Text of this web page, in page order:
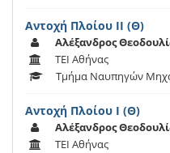
Αντοχή Πλοίου ΙΙ (Θ)
Αλέξανδρος
ΤΕΙ Αθήνας
Τμήμα Ναυπηγών
Αντοχή Πλοίου Ι (Θ)
Αλέξανδρος
ΤΕΙ Αθήνας